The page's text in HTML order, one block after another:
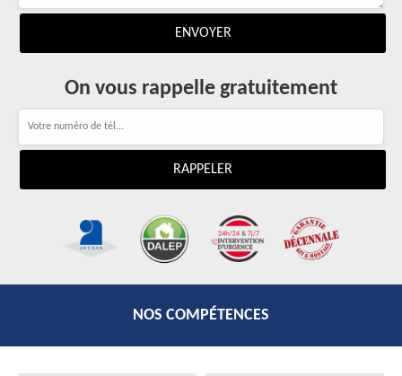
On vous rappelle gratuitement
NOS COMPÉTENCES